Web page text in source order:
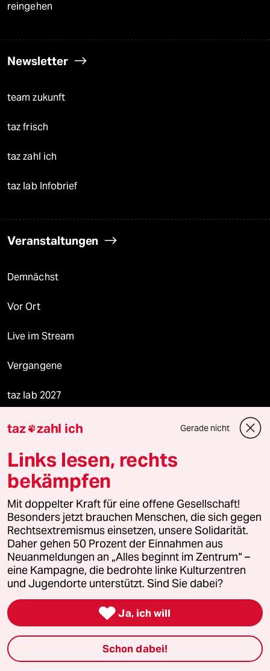
reingehen
Newsletter
team zukunft
taz frisch
taz zahl ich
taz lab Infobrief
Veranstaltungen
Demnächst
Vor Ort
Live im Stream
Vergangene
taz lab 2027
Mehr taz Lesestoff
taz Blogs
taz FUTURZWEI
Le Monde diplomatique
taz Archiv
Mehr taz Angebote
taz zahl ich Gerade nicht
Links lesen, rechts
bekämpfen
Mit doppelter Kraft für eine offene Gesellschaft!
Besonders jetzt brauchen Menschen, die sich gegen
Rechtsextremismus einsetzen, unsere Solidarität.
Daher gehen 50 Prozent der Einnahmen aus
Neuanmeldungen an „Alles beginnt im Zentrum“ –
eine Kampagne, die bedrohte linke Kulturzentren
und Jugendorte unterstützt. Sind Sie dabei?
 Ja, ich will
Schon dabei!